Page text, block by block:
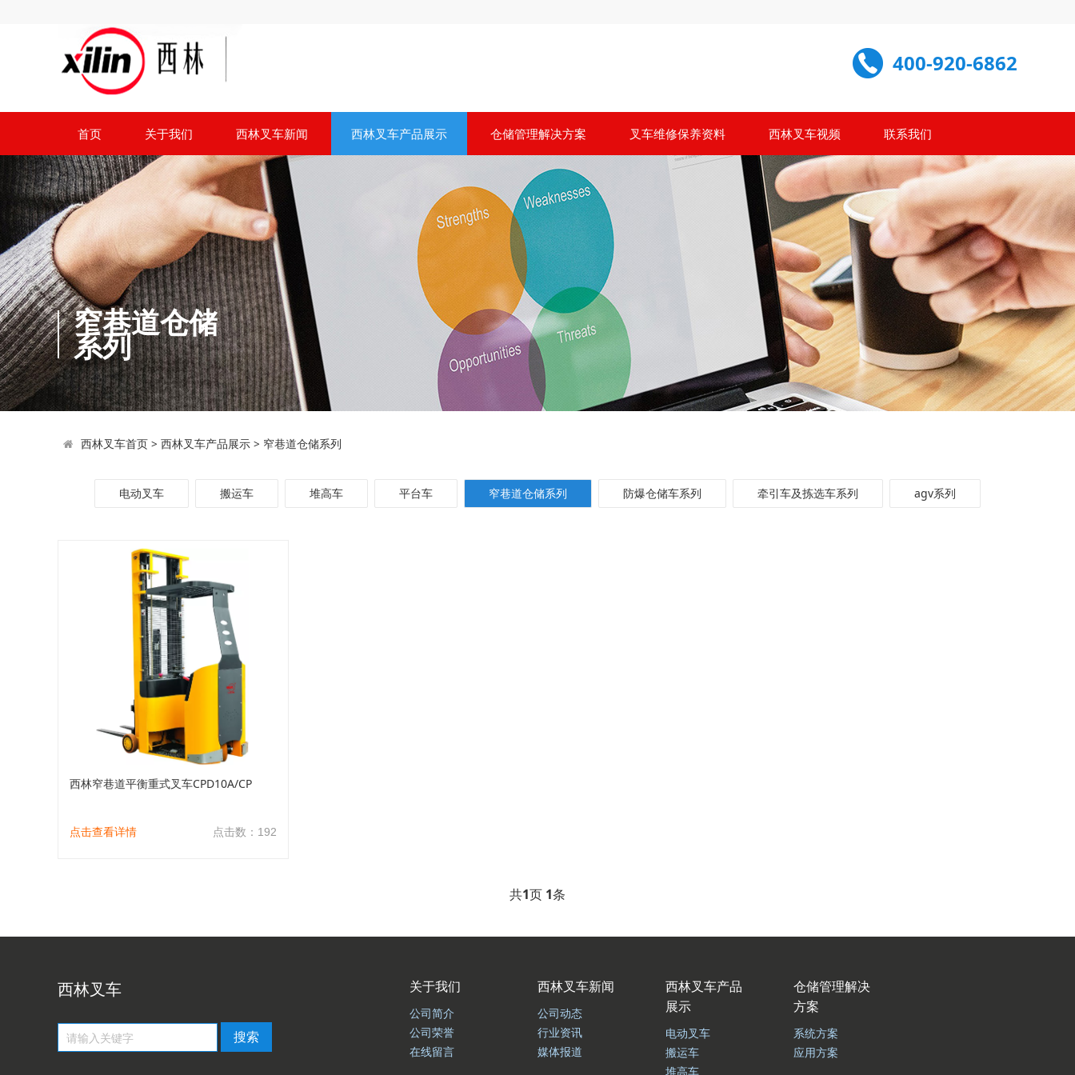
400-920-6862
首页 关于我们 西林叉车新闻 西林叉车产品展示 仓储管理解决方案 叉车维修保养资料 西林叉车视频 联系我们
窄巷道仓储
系列
西林叉车首页> 西林叉车产品展示> 窄巷道仓储系列
电动叉车 搬运车 堆高车 平台车 窄巷道仓储系列 防爆仓储车系列 牵引车及拣选车系列 agv系列
西林窄巷道平衡重式叉车CPD10A/CP
点击数：192
点击查看详情
共1页 1条
西林叉车 关于我们
公司简介
公司荣誉
在线留言
西林叉车新闻
公司动态
行业资讯
媒体报道
西林叉车产品
展示
电动叉车
搬运车
堆高车
仓储管理解决
方案
系统方案
应用方案